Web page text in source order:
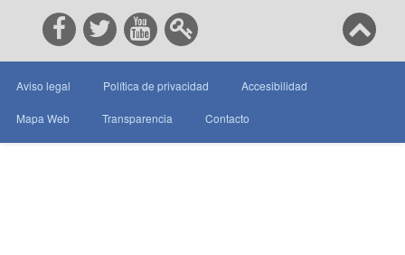
Aviso legal Política de privacidad Accesibilidad
Mapa Web Transparencia Contacto